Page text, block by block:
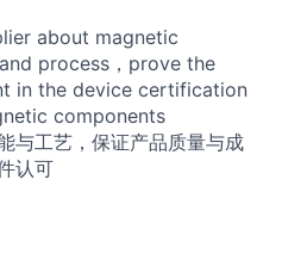
about magnetic
process，prove the
in the device certification
components
与工艺，保证产品质量与成
认可